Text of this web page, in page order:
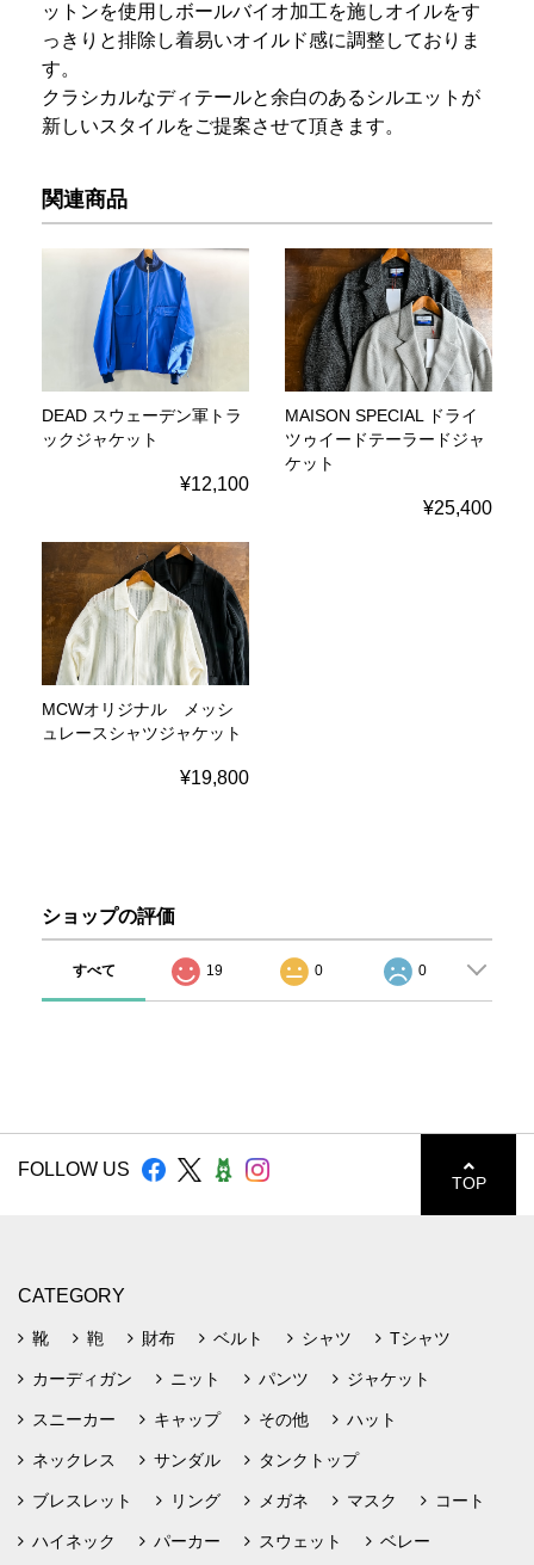
ットンを使用しボールバイオ加工を施しオイルをす
っきりと排除し着易いオイルド感に調整しておりま
す。
クラシカルなディテールと余白のあるシルエットが
新しいスタイルをご提案させて頂きます。
関連商品
DEAD スウェーデン軍トラ
ックジャケット
¥12,100
MAISON SPECIAL ドライ
ツゥイードテーラードジャ
ケット
¥25,400
MCWオリジナル メッシ
ュレースシャツジャケット
¥19,800
ショップの評価
すべて 19 0 0
FOLLOW US
TOP
CATEGORY
靴 鞄 財布 ベルト シャツ Tシャツ
カーディガン ニット パンツ ジャケット
スニーカー キャップ その他 ハット
ネックレス サンダル タンクトップ
ブレスレット リング メガネ マスク コート
ハイネック パーカー スウェット ベレー